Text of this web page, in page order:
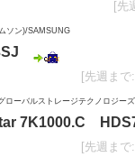
[先
ソン)/SAMSUNG
[先週ま
ローバルストレージテクノロジーズ
7K1000.C
[先週まで: